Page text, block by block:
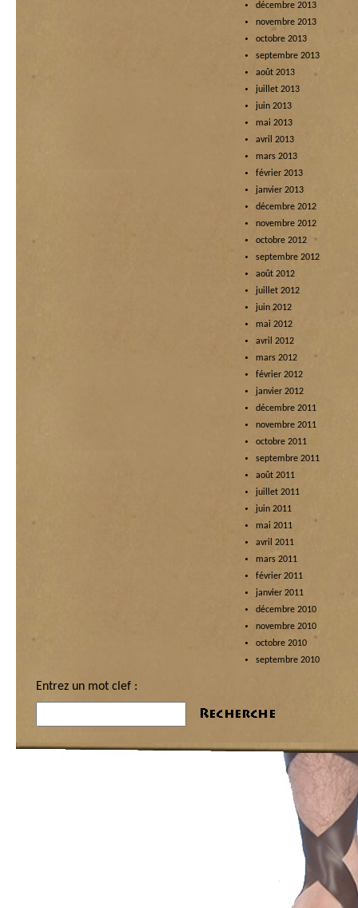
décembre 2013
novembre 2013
octobre 2013
septembre 2013
août 2013
juillet 2013
juin 2013
mai 2013
avril 2013
mars 2013
février 2013
janvier 2013
décembre 2012
novembre 2012
octobre 2012
septembre 2012
août 2012
juillet 2012
juin 2012
mai 2012
avril 2012
mars 2012
février 2012
janvier 2012
décembre 2011
novembre 2011
octobre 2011
septembre 2011
août 2011
juillet 2011
juin 2011
mai 2011
avril 2011
mars 2011
février 2011
janvier 2011
décembre 2010
novembre 2010
octobre 2010
septembre 2010
Entrez un mot clef :